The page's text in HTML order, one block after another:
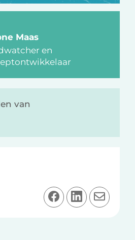
Maas
en
van
D
e
D
e
D
e